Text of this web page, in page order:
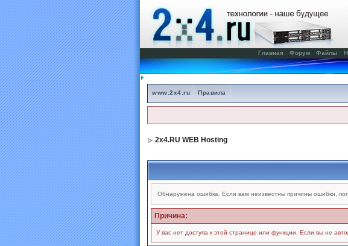
Главная Форум Файлы
www.2x4.ru Правила
2x4.RU WEB Hosting
Обнаружена ошибка. Если вам неизвестны причины ошибки,
Причина:
У вас нет доступа к этой странице или функции. Если вы не